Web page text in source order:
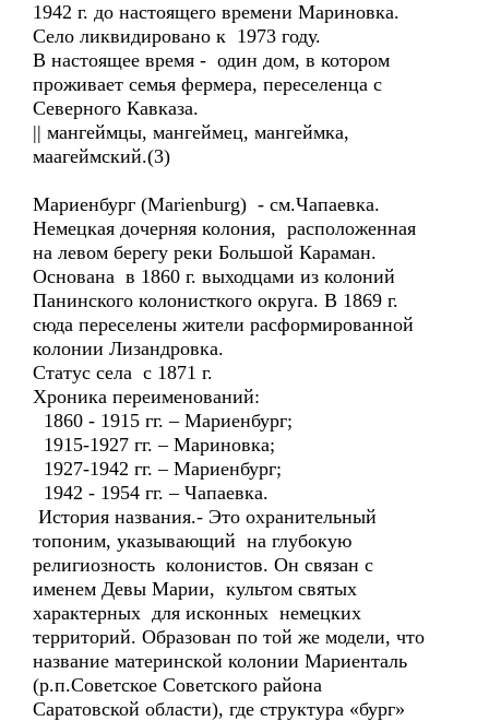
1942 г. до настоящего времени Мариновка.
Село ликвидировано к 1973 году.
В настоящее время - один дом, в котором
проживает семья фермера, переселенца с
Северного Кавказа.
|| мангеймцы, мангеймец, мангеймка,
маагеймский.(3)
Мариенбург (Marienburg) - см.Чапаевка.
Немецкая дочерняя колония, расположенная
на левом берегу реки Большой Караман.
Основана в 1860 г. выходцами из колоний
Панинского колонисткого округа. В 1869 г.
сюда переселены жители расформированной
колонии Лизандровка.
Статус села с 1871 г.
Хроника переименований:
1860 - 1915 гг. – Мариенбург;
1915-1927 гг. – Мариновка;
1927-1942 гг. – Мариенбург;
1942 - 1954 гг. – Чапаевка.
История названия.- Это охранительный
топоним, указывающий на глубокую
религиозность колонистов. Он связан с
именем Девы Марии, культом святых
характерных для исконных немецких
территорий. Образован по той же модели, что
название материнской колонии Мариенталь
(р.п.Советское Советского района
Саратовской области), где структура «бург»